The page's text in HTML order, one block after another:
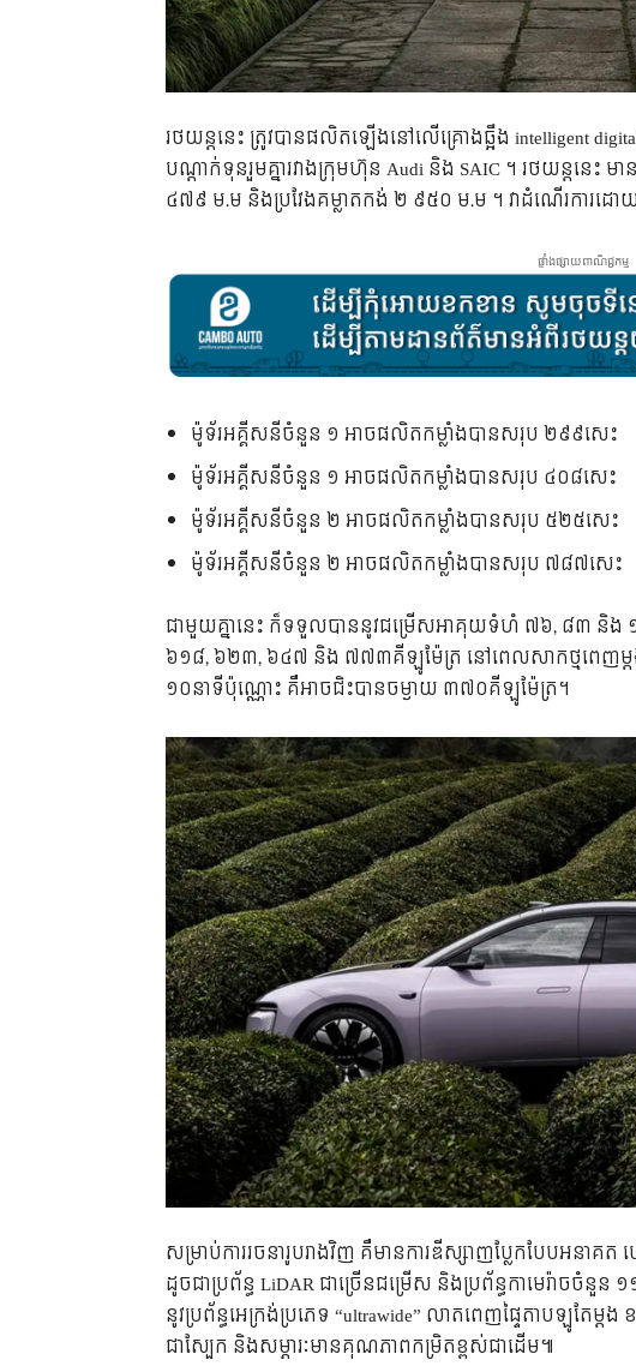
រថយន្តនេះ ត្រូវបានផលិតឡើងនៅលើគ្រោងឆ្អឹង intelligent
បណ្តាក់ទុនរួមគ្នារវាងក្រុមហ៊ុន Audi និង SAIC ។ រថយន្តនេះ
៤៧៩ ម.ម និងប្រវែងគម្លាតកង់ ២ ៩៥០ ម.ម ។ វាដំណើរការដោ
ផ្ទាំងផ្សាយពាណិជ្ជកម្ម
ម៉ូទ័រអគ្គីសនីចំនួន ១ អាចផលិតកម្លាំងបានសរុប ២៩៩សេះ
ម៉ូទ័រអគ្គីសនីចំនួន ១ អាចផលិតកម្លាំងបានសរុប ៤០៨សេះ
ម៉ូទ័រអគ្គីសនីចំនួន ២ អាចផលិតកម្លាំងបានសរុប ៥២៥សេះ
ម៉ូទ័រអគ្គីសនីចំនួន ២ អាចផលិតកម្លាំងបានសរុប ៧៨៧សេះ
ជាមួយគ្នានេះ​ ក៏ទទួលបាននូវជម្រើសអាគុយទំហំ ៧៦, ៨៣ និង
៦១៨, ៦២៣, ៦៤៧ និង ៧៧៣គីឡូម៉ែត្រ នៅពេលសាកថ្មពេញម្ត
១០នាទីប៉ុណ្ណោះ គឺអាចជិះបានចម្ងាយ ៣៧០គីឡូម៉ែត្រ។
សម្រាប់ការរចនារូបរាងវិញ គឺមាន​ការឌីស្សាញ​ប្លែកបែបអនា
ដូចជាប្រព័ន្ធ LiDAR ជាច្រើនជម្រើស និងប្រព័ន្ធកាមេរ៉ាចចំនួ
នូវប្រព័ន្ធអេក្រង់ប្រភេទ “ultrawide” លាតពេញផ្ទៃតាបឡូតែម្
ជាស្បែក និងសម្ភារៈមានគុណភាពកម្រិតខ្ពស់ជាដើម៕